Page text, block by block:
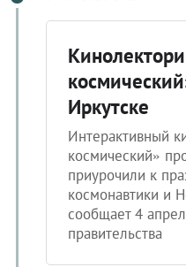
Иркутске
Интерактивный
космический»
приурочили к
космонавтики и
сообщает 4
правительства